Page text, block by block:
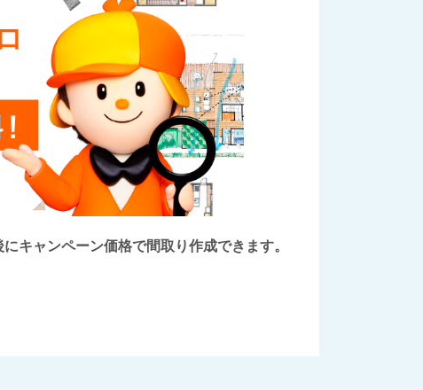
キャンペーン価格で間取り作成できます。